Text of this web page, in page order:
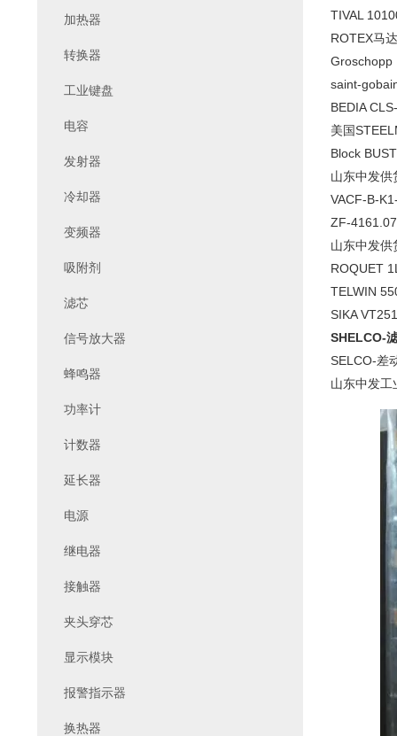
TIVAL
ROTEX马
Groschopp
saint-
BEDIA
美国
Block
山东中发供
VACF-B-
ZF-
山东中发
ROQUET
TELWIN
SIKA
SHELCO-
SELCO-差
山东中发工
加热器
转换器
工业键盘
电容
发射器
冷却器
变频器
吸附剂
滤芯
信号放大器
蜂鸣器
功率计
计数器
延长器
电源
继电器
接触器
夹头穿芯
显示模块
报警指示器
换热器